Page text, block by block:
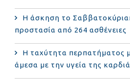
Η άσκηση το
προστασία από 264 ασθένειες
Η ταχύτητα περπατήματος
άμεσα με την υγεία της